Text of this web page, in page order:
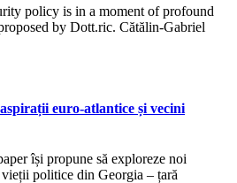
policy is in a moment of profound
by Dott.ric. Cătălin-Gabriel
euro-atlantice și vecini
își propune să exploreze noi
politice din Georgia – țară